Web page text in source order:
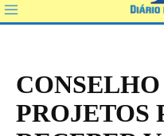
PROJETOS